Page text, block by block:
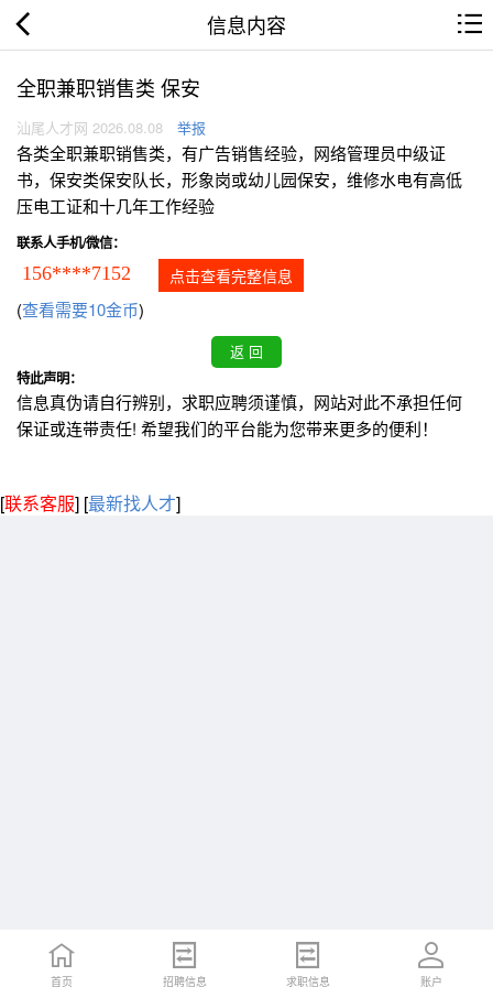
信息内容
全职兼职销售类 保安
汕尾人才网 2026.08.08 举报
各类全职兼职销售类，有广告销售经验，网络管理员中级证
书，保安类保安队长，形象岗或幼儿园保安，维修水电有高低
压电工证和十几年工作经验
联系人手机/微信：
156****7152 点击查看完整信息
(查看需要10金币)
特此声明：
信息真伪请自行辨别，求职应聘须谨慎，网站对此不承担任何
保证或连带责任! 希望我们的平台能为您带来更多的便利！
[联系客服] [最新找人才]
首页 招聘信息 求职信息 账户